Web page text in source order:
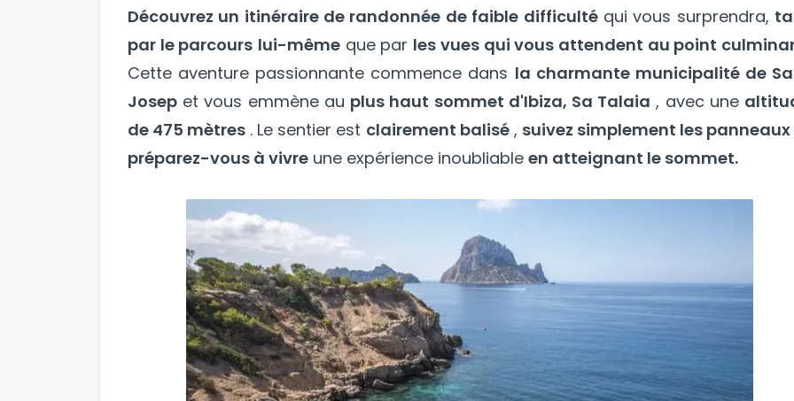
Découvrez un itinéraire de randonnée de faible difficultéqui vous surprendra,
par le parcours lui-même que par les vues qui vous attendent au point
Cette aventure passionnante commence dans la charmante municipalité de
Josep et vous emmène au plus haut sommet d'Ibiza, Sa Talaia , avec une
de 475 mètres . Le sentier est clairement balisé, suivez simplement les panneaux
préparez-vous à vivre une expérience inoubliable en atteignant le sommet.